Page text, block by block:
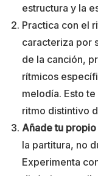
estructura y la
Practica con el
caracteriza por
de la canción,
rítmicos
melodía. Esto
ritmo distintivo
Añade tu
la partitura, no
Experimenta